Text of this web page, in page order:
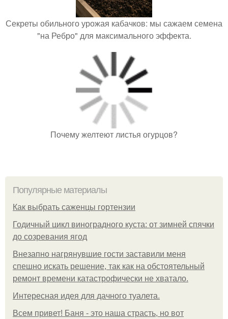
Секреты обильного урожая кабачков: мы сажаем семена
"на Ребро" для максимального эффекта.
Почему желтеют листья огурцов?
Популярные материалы
Как выбрать саженцы гортензии
Годичный цикл виноградного куста: от зимней спячки
до созревания ягод
Внезапно нагрянувшие гости заставили меня
спешно искать решение, так как на обстоятельный
ремонт времени катастрофически не хватало.
Интересная идея для дачного туалета.
Всем привет! Баня - это наша страсть, но вот